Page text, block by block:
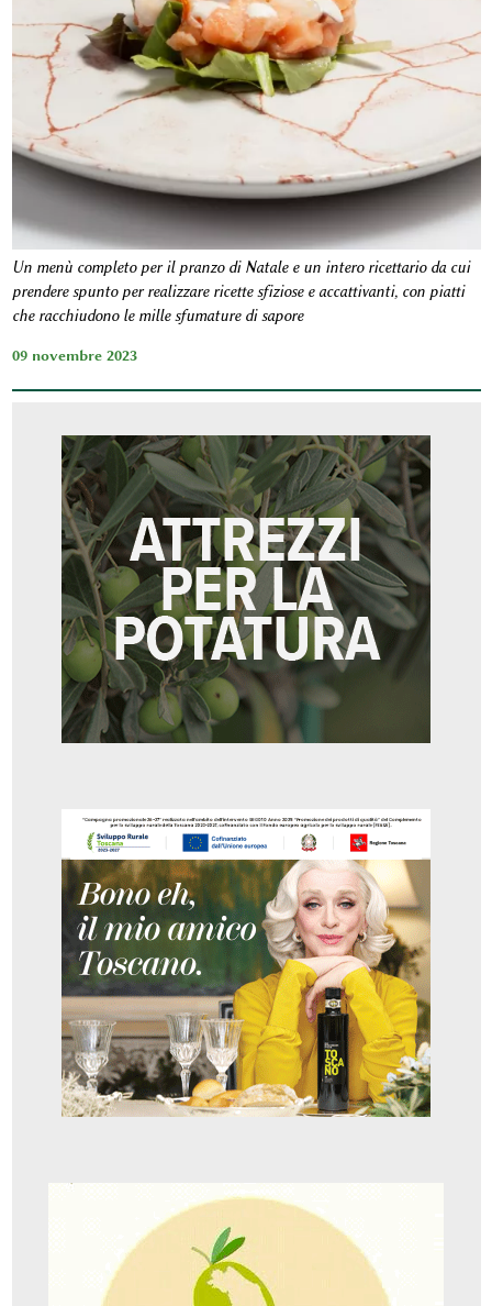
Un menù completo per il pranzo di Natale e un intero ricettario da cui
prendere spunto per realizzare ricette sfiziose e accattivanti, con piatti
che racchiudono le mille sfumature di sapore
09 novembre 2023